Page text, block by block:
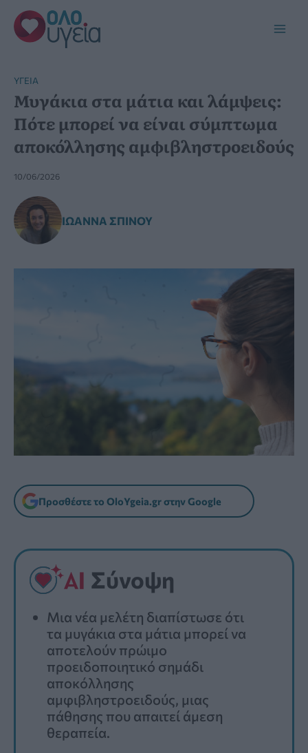
Μετάβαση
στο
περιεχόμενο
YΓΕΊΑ
Μυγάκια στα μάτια και λάμψεις:
Πότε μπορεί να είναι σύμπτωμα
αποκόλλησης αμφιβληστροειδούς
10/06/2026
ΙΩΆΝΝΑ ΣΠΊΝΟΥ
Προσθέστε το OloYgeia.gr στην Google
Σύνοψη
Μια νέα μελέτη διαπίστωσε ότι
τα μυγάκια στα μάτια μπορεί να
αποτελούν πρώιμο
προειδοποιητικό σημάδι
αποκόλλησης
αμφιβληστροειδούς, μιας
πάθησης που απαιτεί άμεση
θεραπεία.